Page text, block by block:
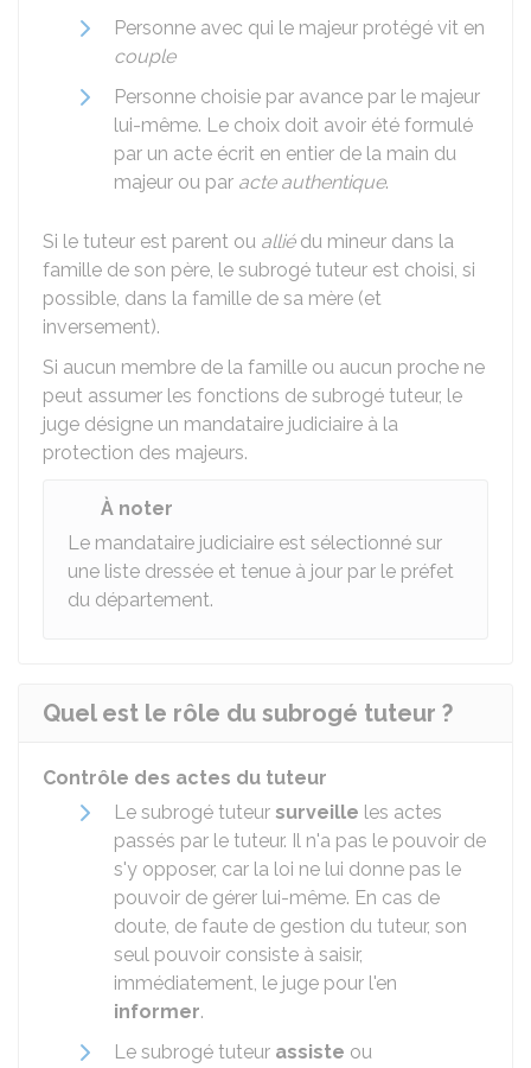
Personne avec qui le majeur protégé vit en
couple
Personne choisie par avance par le majeur
lui-même. Le choix doit avoir été formulé
par un acte écrit en entier de la main du
majeur ou par acte authentique.
Si le tuteur est parent ou alliédu mineur dans la
famille de son père, le subrogé tuteur est choisi, si
possible, dans la famille de sa mère (et
inversement).
Si aucun membre de la famille ou aucun proche ne
peut assumer les fonctions de subrogé tuteur, le
juge désigne un mandataire judiciaire à la
protection des majeurs.
À noter
Le mandataire judiciaire est sélectionné sur
une liste dressée et tenue à jour par le préfet
du département.
Quel est le rôle du subrogé tuteur ?
Contrôle des actes du tuteur
Le subrogé tuteur surveille les actes
passés par le tuteur. Il n'a pas le pouvoir de
s'y opposer, car la loi ne lui donne pas le
pouvoir de gérer lui-même. En cas de
doute, de faute de gestion du tuteur, son
seul pouvoir consiste à saisir,
immédiatement, le juge pour l'en
informer.
Le subrogé tuteur assiste ou